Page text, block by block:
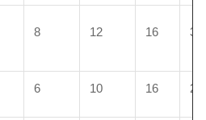
8 12 16 30
6 10 16 25